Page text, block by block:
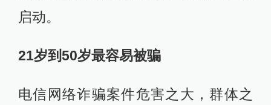
启动。
21岁到50岁最容易被骗
电信网络诈骗案件危害之大，群体之